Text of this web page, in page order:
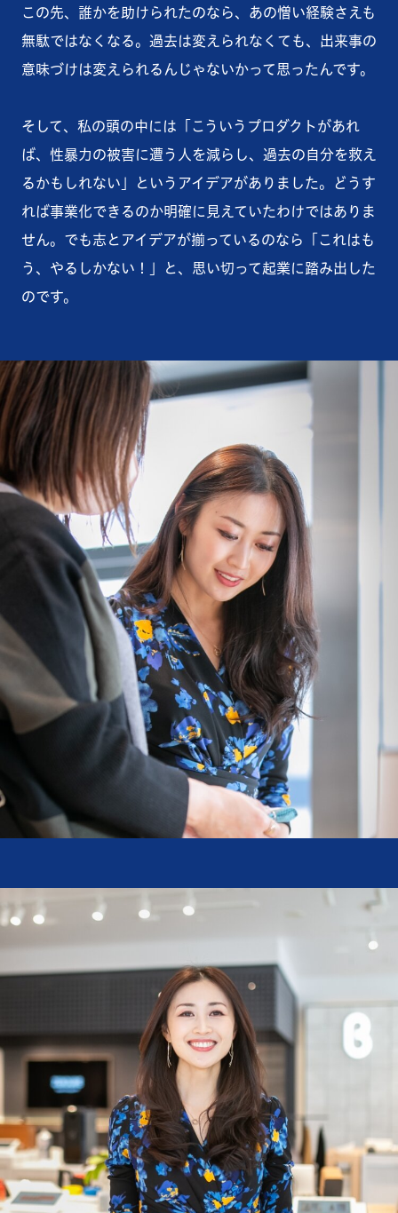
この先、誰かを助けられたのなら、あの憎い経験さえも
無駄ではなくなる。過去は変えられなくても、出来事の
意味づけは変えられるんじゃないかって思ったんです。
そして、私の頭の中には「こういうプロダクトがあれ
ば、性暴力の被害に遭う人を減らし、過去の自分を救え
るかもしれない」というアイデアがありました。どうす
れば事業化できるのか明確に見えていたわけではありま
せん。でも志とアイデアが揃っているのなら「これはも
う、やるしかない！」と、思い切って起業に踏み出した
のです。